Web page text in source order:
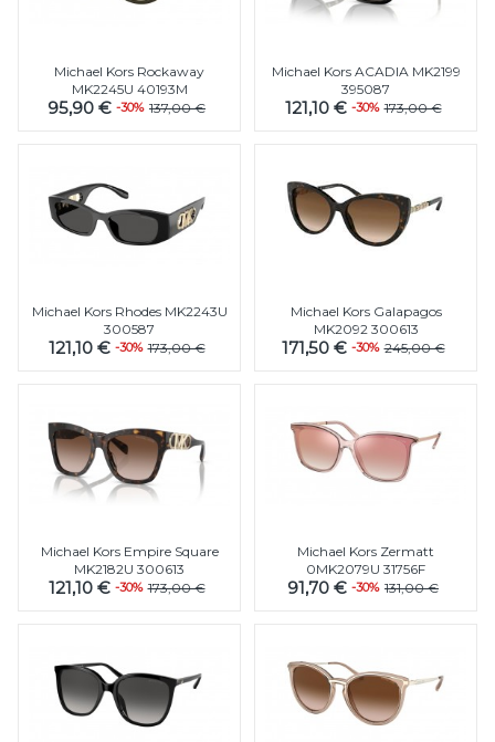
Michael Kors Rockaway
MK2245U 40193M
95,90 € -30% 137,00 €
Michael Kors ACADIA MK2199
395087
121,10 € -30% 173,00 €
Michael Kors Rhodes MK2243U
300587
121,10 € -30% 173,00 €
Michael Kors Galapagos
MK2092 300613
171,50 € -30% 245,00 €
Michael Kors Empire Square
MK2182U 300613
121,10 € -30% 173,00 €
Michael Kors Zermatt
0MK2079U 31756F
91,70 € -30% 131,00 €